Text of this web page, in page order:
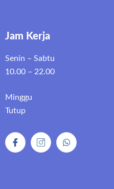
Jam Kerja
Senin –
10.00 – 22.00
Tutup